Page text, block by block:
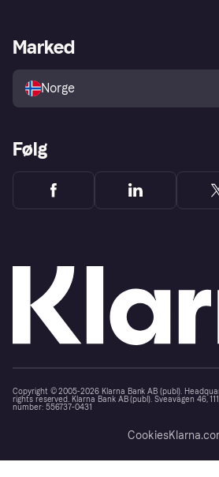
Utforsk butikker
Merchant portal
Marked
Norge
Følg
Copyright © 2005-2026 Klarna Bank AB (publ).
rights reserved. Klarna Bank AB (publ). Sveavägen 46,
number: 556737-0431
Cookies